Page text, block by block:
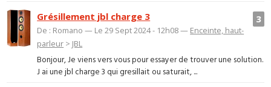
3
Grésillement jbl charge 3
De : Romano — Le 29 Sept 2024 - 12h08 — Enceinte, haut-
parleur > JBL
Bonjour, Je viens vers vous pour essayer de trouver une solution.
J ai une jbl charge 3 qui gresillait ou saturait, ...